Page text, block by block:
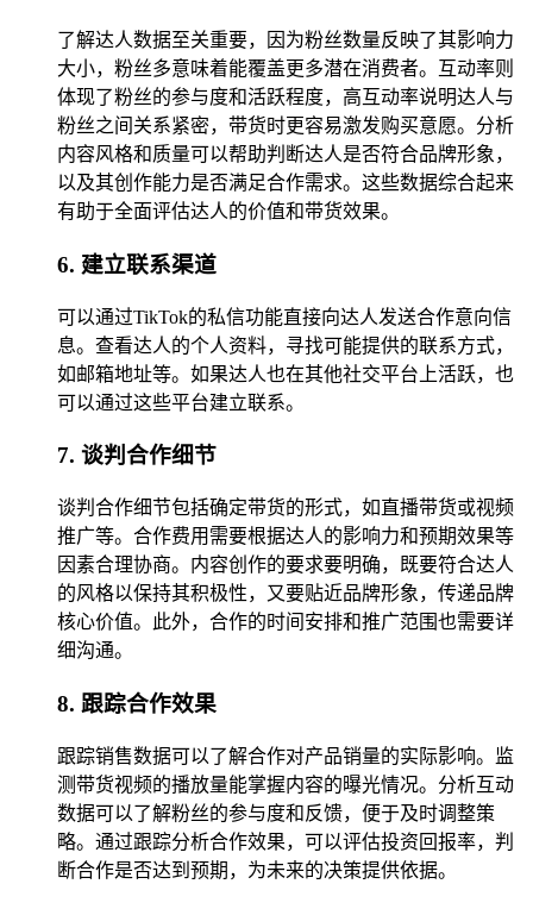
了解达人数据至关重要，因为粉丝数量反映了其影响力
大小，粉丝多意味着能覆盖更多潜在消费者。互动率则
体现了粉丝的参与度和活跃程度，高互动率说明达人与
粉丝之间关系紧密，带货时更容易激发购买意愿。分析
内容风格和质量可以帮助判断达人是否符合品牌形象，
以及其创作能力是否满足合作需求。这些数据综合起来
有助于全面评估达人的价值和带货效果。
6. 建立联系渠道
可以通过TikTok的私信功能直接向达人发送合作意向信
息。查看达人的个人资料，寻找可能提供的联系方式，
如邮箱地址等。如果达人也在其他社交平台上活跃，也
可以通过这些平台建立联系。
7. 谈判合作细节
谈判合作细节包括确定带货的形式，如直播带货或视频
推广等。合作费用需要根据达人的影响力和预期效果等
因素合理协商。内容创作的要求要明确，既要符合达人
的风格以保持其积极性，又要贴近品牌形象，传递品牌
核心价值。此外，合作的时间安排和推广范围也需要详
细沟通。
8. 跟踪合作效果
跟踪销售数据可以了解合作对产品销量的实际影响。监
测带货视频的播放量能掌握内容的曝光情况。分析互动
数据可以了解粉丝的参与度和反馈，便于及时调整策
略。通过跟踪分析合作效果，可以评估投资回报率，判
断合作是否达到预期，为未来的决策提供依据。